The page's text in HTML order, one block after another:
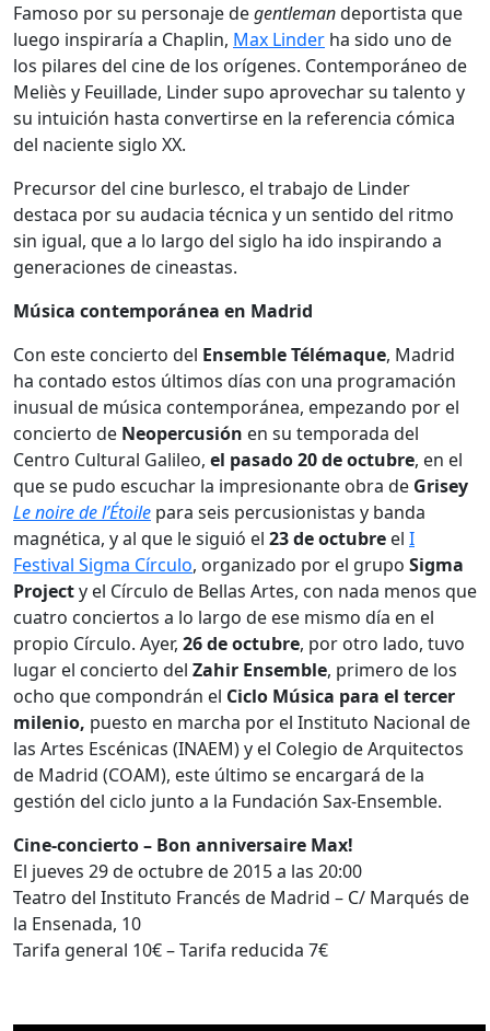
Famoso por su personaje degentlemandeportista que
luego inspiraría a Chaplin, Max Linder ha sido uno de
los pilares del cine de los orígenes. Contemporáneo de
Meliès y Feuillade, Linder supo aprovechar su talento y
su intuición hasta convertirse en la referencia cómica
del naciente siglo XX.
Precursor del cine burlesco, el trabajo de Linder
destaca por su audacia técnica y un sentido del ritmo
sin igual, que a lo largo del siglo ha ido inspirando a
generaciones de cineastas.
Música contemporánea en Madrid
Con este concierto del Ensemble Télémaque, Madrid
ha contado estos últimos días con una programación
inusual de música contemporánea, empezando por el
concierto de Neopercusión en su temporada del
Centro Cultural Galileo, el pasado 20 de octubre, en el
que se pudo escuchar la impresionante obra de Grisey
Le noire de l’Étoile para seis percusionistas y banda
magnética, y al que le siguió el 23 de octubre el I
Festival Sigma Círculo, organizado por el grupo Sigma
Projecty el Círculo de Bellas Artes, con nada menos que
cuatro conciertos a lo largo de ese mismo día en el
propio Círculo. Ayer, 26 de octubre, por otro lado, tuvo
lugar el concierto del Zahir Ensemble, primero de los
ocho que compondrán el Ciclo Música para el tercer
milenio, puesto en marcha por el Instituto Nacional de
las Artes Escénicas (INAEM) y el Colegio de Arquitectos
de Madrid (COAM), este último se encargará de la
gestión del ciclo junto a la Fundación Sax-Ensemble.
Cine-concierto – Bon anniversaire Max!
El jueves 29 de octubre de 2015 a las 20:00
Teatro del Instituto Francés de Madrid – C/ Marqués de
la Ensenada, 10
Tarifa general 10€ – Tarifa reducida 7€